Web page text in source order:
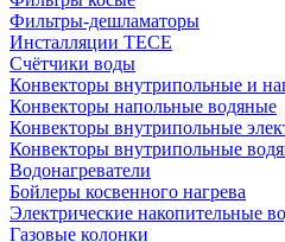
Фильтры-дешламаторы
Инсталляции TECE
Счётчики воды
Конвекторы внутрипольные и
Конвекторы напольные водяные
Конвекторы внутрипольные
Конвекторы внутрипольные
Водонагреватели
Бойлеры косвенного нагрева
Электрические накопительные
Газовые колонки